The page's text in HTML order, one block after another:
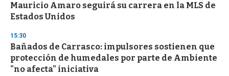
Mauricio Amaro seguirá su carrera en la MLS de
Estados Unidos
15:30
Bañados de Carrasco: impulsores sostienen que
protección de humedales por parte de Ambiente
"no afecta" iniciativa